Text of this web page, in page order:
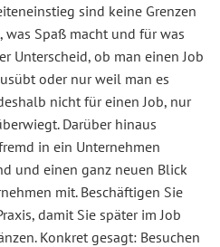
sind keine Grenzen
Spaß macht und für was
Unterscheid, ob man einen Job
oder nur weil man es
nicht für einen Job, nur
Darüber hinaus
in ein Unternehmen
und einen ganz neuen Blick
mit. Beschäftigen Sie
damit Sie später im Job
Konkret gesagt: Besuchen